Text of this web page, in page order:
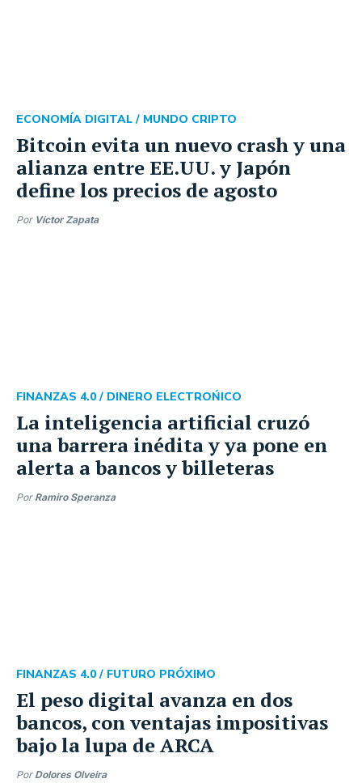
Bitcoin evita un nuevo crash y una
alianza entre EE.UU. y Japón
define los precios de agosto
ECONOMÍA DIGITAL / MUNDO CRIPTO
Por Víctor Zapata
La inteligencia artificial cruzó
una barrera inédita y ya pone en
alerta a bancos y billeteras
FINANZAS 4.0 / DINERO ELECTROŃICO
Por Ramiro Speranza
El peso digital avanza en dos
bancos, con ventajas impositivas
bajo la lupa de ARCA
FINANZAS 4.0 / FUTURO PRÓXIMO
Por Dolores Olveira